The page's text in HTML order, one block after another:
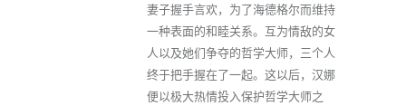
妻子握手言欢，为了海德格尔而维持
一种表面的和睦关系。互为情敌的女
人以及她们争夺的哲学大师，三个人
终于把手握在了一起。这以后，汉娜
便以极大热情投入保护哲学大师之